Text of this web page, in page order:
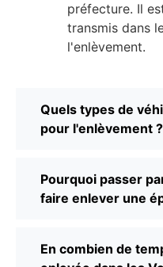
préfecture. Il
transmis dans
l'enlèvement.
Quels types de
pour l'enlèvement ?
Pourquoi passer
faire enlever une
En combien de